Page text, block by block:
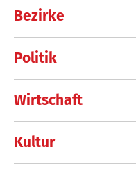
Bezirke
Politik
Wirtschaft
Kultur